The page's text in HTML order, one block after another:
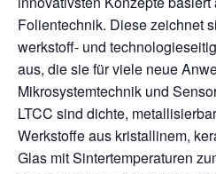
Folientechnik. Diese zeichnet
werkstoff- und
aus, die sie für viele neue
Mikrosystemtechnik und
LTCC sind dichte,
Werkstoffe aus kristallinem,
Glas mit Sintertemperaturen